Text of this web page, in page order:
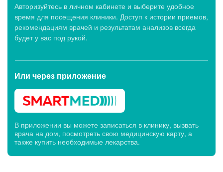
Авторизуйтесь в личном кабинете и выберите удобное
время для посещения клиники. Доступ к истории приемов,
рекомендациям врачей и результатам анализов всегда
будет у вас под рукой.
Или через приложение
В приложении вы можете записаться в клинику, вызвать
врача на дом, посмотреть свою медицинскую карту, а
также купить необходимые лекарства.